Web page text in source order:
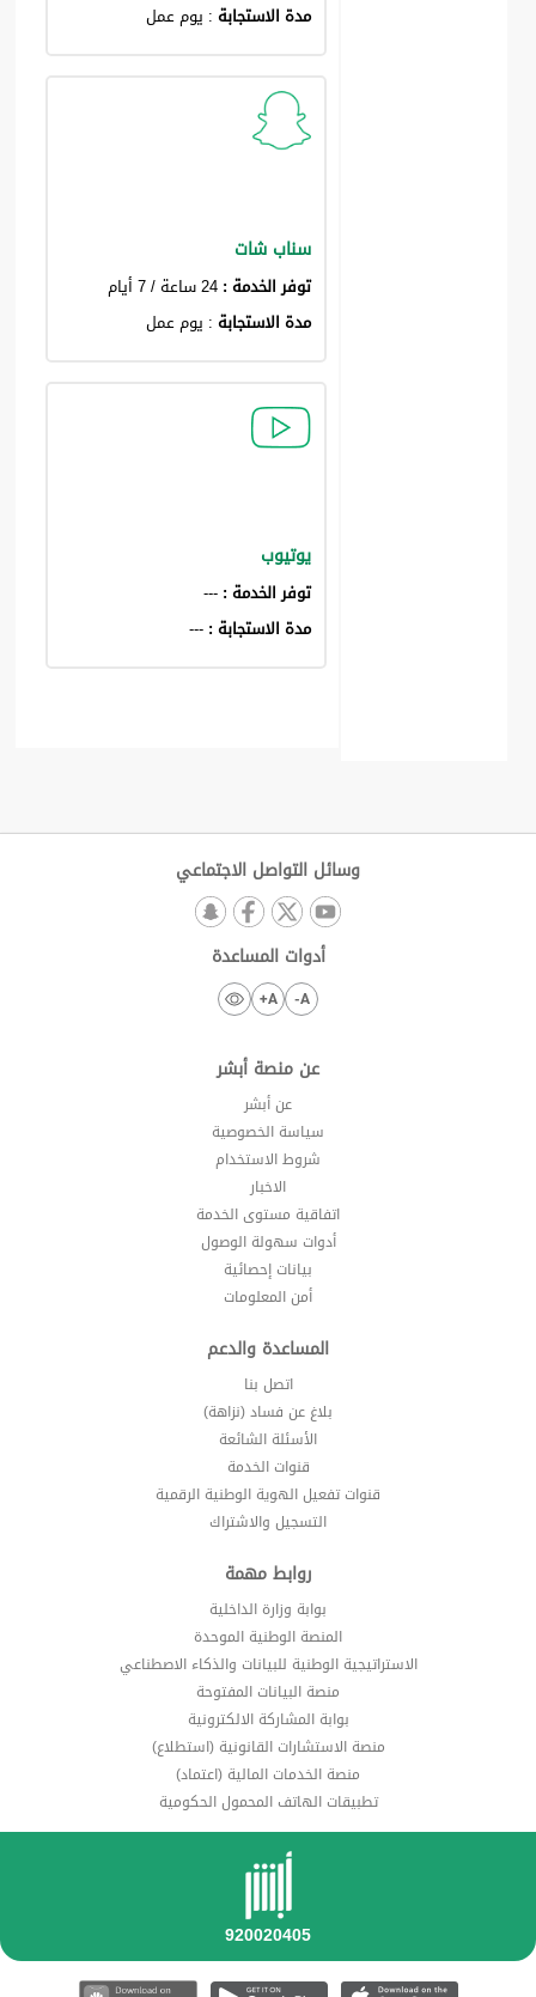
مدة الاستجابة : يوم عمل
سناب شات
توفر الخدمة : 24 ساعة / 7 أيام
مدة الاستجابة : يوم عمل
يوتيوب
توفر الخدمة :---
مدة الاستجابة :---
وسائل التواصل الاجتماعي
أدوات المساعدة
A-
A+
عن منصة أبشر
عن أبشر
سياسة الخصوصية
شروط الاستخدام
الاخبار
اتفاقية مستوى الخدمة
أدوات سهولة الوصول
بيانات إحصائية
أمن المعلومات
المساعدة والدعم
اتصل بنا
بلاغ عن فساد (نزاهة)
الأسئلة الشائعة
قنوات الخدمة
قنوات تفعيل الهوية الوطنية الرقمية
التسجيل والاشتراك
روابط مهمة
بوابة وزارة الداخلية
المنصة الوطنية الموحدة
الاستراتيجية الوطنية للبيانات والذكاء الاصطناعي
منصة البيانات المفتوحة
بوابة المشاركة الالكترونية
منصة الاستشارات القانونية (استطلاع)
منصة الخدمات المالية (اعتماد)
تطبيقات الهاتف المحمول الحكومية